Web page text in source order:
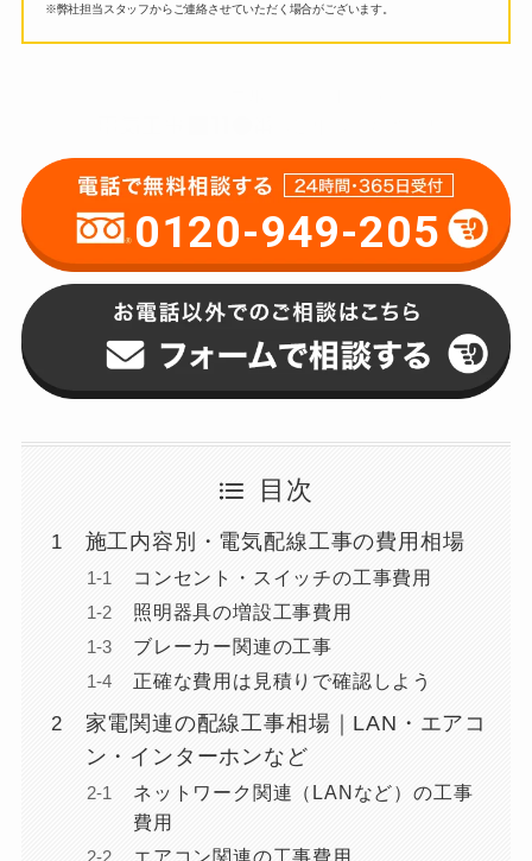
※弊社担当スタッフからご連絡させていただく場合がございます。
0120-949-205
目次
施工内容別・電気配線工事の費用相場
コンセント・スイッチの工事費用
照明器具の増設工事費用
ブレーカー関連の工事
正確な費用は見積りで確認しよう
家電関連の配線工事相場｜LAN・エアコ
ン・インターホンなど
ネットワーク関連（LANなど）の工事
費用
エアコン関連の工事費用